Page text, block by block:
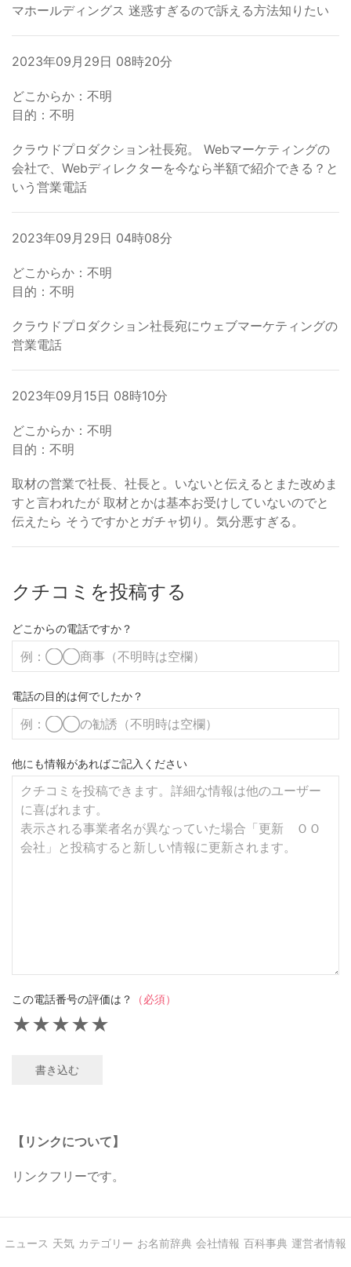
マホールディングス 迷惑すぎるので訴える方法知りたい
2023年09月29日 08時20分
どこからか：不明
目的：不明
クラウドプロダクション社長宛。 Webマーケティングの
会社で、Webディレクターを今なら半額で紹介できる？と
いう営業電話
2023年09月29日 04時08分
どこからか：不明
目的：不明
クラウドプロダクション社長宛にウェブマーケティングの
営業電話
2023年09月15日 08時10分
どこからか：不明
目的：不明
取材の営業で社長、社長と。いないと伝えるとまた改めま
すと言われたが 取材とかは基本お受けしていないのでと
伝えたら そうですかとガチャ切り。気分悪すぎる。
クチコミを投稿する
どこからの電話ですか？
電話の目的は何でしたか？
他にも情報があればご記入ください
この電話番号の評価は？ （必須）
★
★
★
★
★
書き込む
【リンクについて】
リンクフリーです。
ニュース 天気 カテゴリー お名前辞典 会社情報 百科事典 運営者情報